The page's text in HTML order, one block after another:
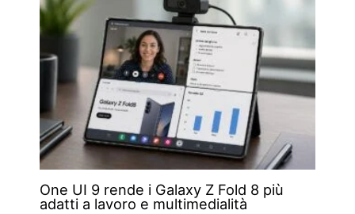
One UI 9 rende i Galaxy Z Fold 8 più
adatti a lavoro e multimedialità